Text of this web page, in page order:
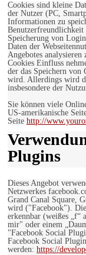
Cookies sind kleine
der Nutzer (PC,
Informationen zu
Benutzerfreundlichkeit
Speicherung von
Daten der
Angebotes
Cookies Einfluss
der das Speichern von
wird. Allerdings wird
insbesondere der
Sie können viele
US-amerikanische
Seite http://
Plugins
Dieses Angebot
Netzwerkes
Grand Canal Square,
wird ("Facebook").
erkennbar (weißes
mir" oder einem
"Facebook Social
Facebook Social
werden: https://